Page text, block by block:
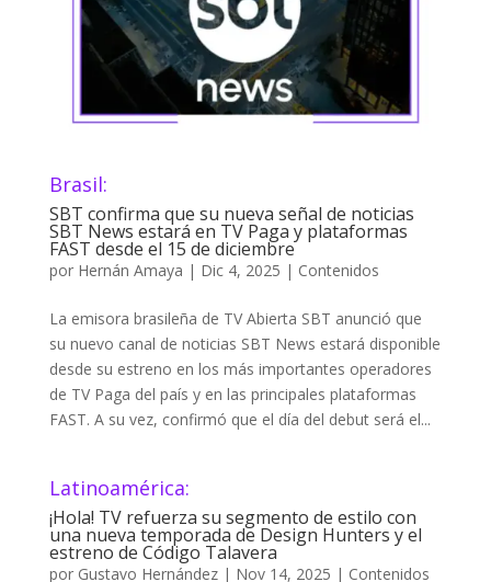
Brasil:
SBT confirma que su nueva señal de noticias
SBT News estará en TV Paga y plataformas
FAST desde el 15 de diciembre
por Hernán Amaya | Dic 4, 2025 | Contenidos
La emisora brasileña de TV Abierta SBT anunció que
su nuevo canal de noticias SBT News estará disponible
desde su estreno en los más importantes operadores
de TV Paga del país y en las principales plataformas
FAST. A su vez, confirmó que el día del debut será el...
Latinoamérica:
¡Hola! TV refuerza su segmento de estilo con
una nueva temporada de Design Hunters y el
estreno de Código Talavera
por Gustavo Hernández| Nov 14, 2025 | Contenidos